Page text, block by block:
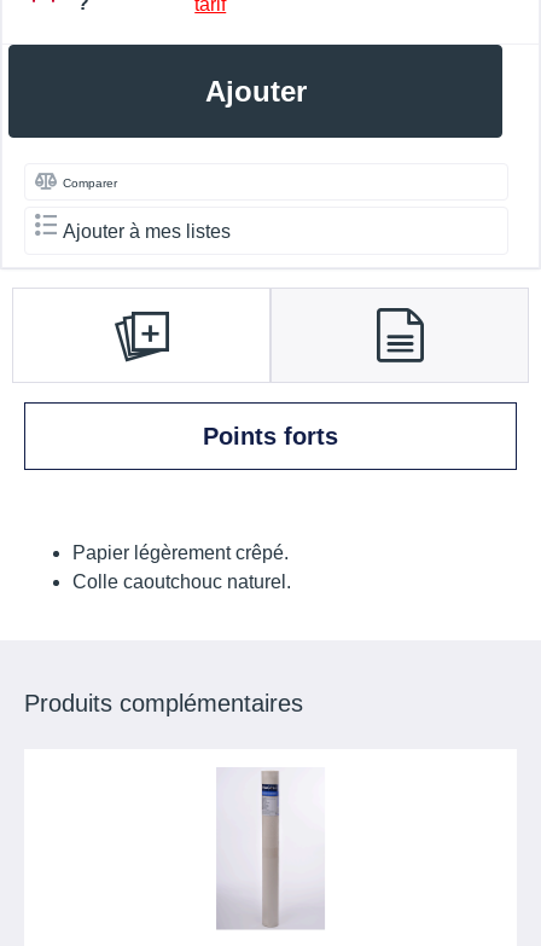
tarif
Ajouter
Comparer
Ajouter à mes listes
Points forts
Papier légèrement crêpé.
Colle caoutchouc naturel.
Produits complémentaires